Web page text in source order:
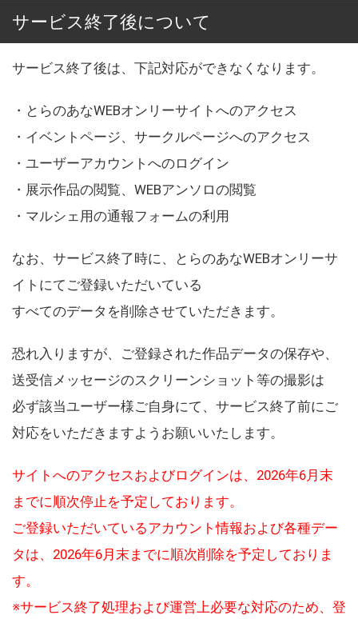
サービス終了後について
サービス終了後は、下記対応ができなくなります。
・とらのあなWEBオンリーサイトへのアクセス
・イベントページ、サークルページへのアクセス
・ユーザーアカウントへのログイン
・展示作品の閲覧、WEBアンソロの閲覧
・マルシェ用の通報フォームの利用
なお、サービス終了時に、とらのあなWEBオンリーサ
イトにてご登録いただいている
すべてのデータを削除させていただきます。
恐れ入りますが、ご登録された作品データの保存や、
送受信メッセージのスクリーンショット等の撮影は
必ず該当ユーザー様ご自身にて、サービス終了前にご
対応をいただきますようお願いいたします。
サイトへのアクセスおよびログインは、2026年6月末
までに順次停止を予定しております。
ご登録いただいているアカウント情報および各種デー
タは、2026年6月末までに順次削除を予定しておりま
す。
※サービス終了処理および運営上必要な対応のため、登